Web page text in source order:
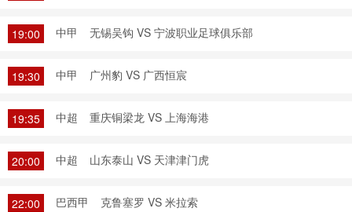
19:00 中甲 无锡吴钩 VS 宁波职业足球俱乐部
19:30 中甲 广州豹 VS 广西恒宸
19:35 中超 重庆铜梁龙 VS 上海海港
20:00 中超 山东泰山 VS 天津津门虎
22:00 巴西甲 克鲁塞罗 VS 米拉索